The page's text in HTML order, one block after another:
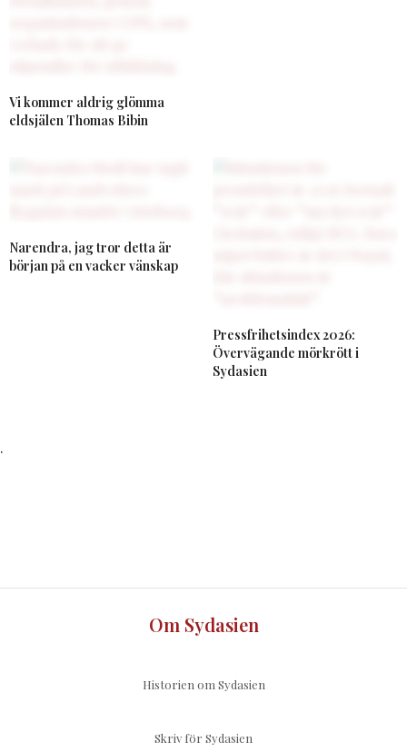
Vi kommer aldrig glömma
eldsjälen Thomas Bibin
Narendra, jag tror detta är
början på en vacker vänskap
Pressfrihetsindex 2026:
Övervägande mörkrött i
Sydasien
.
Om Sydasien
Historien om Sydasien
Skriv för Sydasien